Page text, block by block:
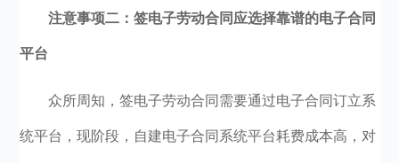
注意事项二：签电子劳动合同应选择靠谱的电子合同
平台
众所周知，签电子劳动合同需要通过电子合同订立系
统平台，现阶段，自建电子合同系统平台耗费成本高，对